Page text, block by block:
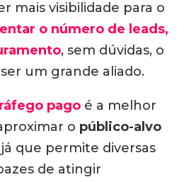
mais visibilidade para o
o número de leads,
, sem dúvidas, o
um grande aliado.
pago é a melhor
o público-alvo
que permite diversas
de atingir